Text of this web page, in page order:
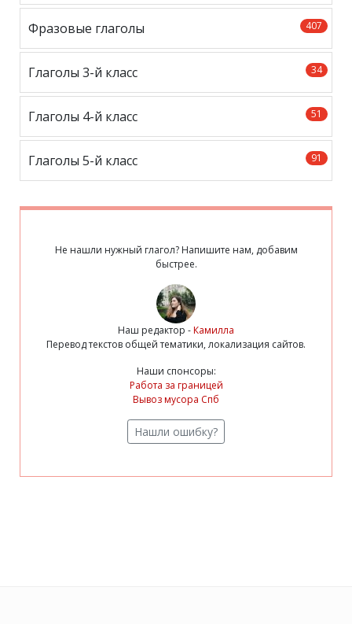
407
Фразовые глаголы
34
Глаголы 3-й класс
51
Глаголы 4-й класс
91
Глаголы 5-й класс
Не нашли нужный глагол? Напишите нам, добавим
быстрее.
Наш редактор -Камилла
Перевод текстов общей тематики, локализация сайтов.
Наши спонсоры:
Работа за границей
Вывоз мусора Спб
Нашли ошибку?